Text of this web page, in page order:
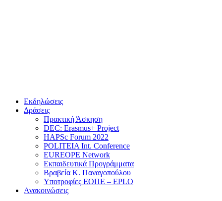
Εκδηλώσεις
Δράσεις
Πρακτική Άσκηση
DEC: Erasmus+ Project
HAPSc Forum 2022
POLITEIA Int. Conference
EUREOPE Network
Εκπαιδευτικά Προγράμματα
Βραβεία Κ. Παναγοπούλου
Υποτροφίες ΕΟΠΕ – EPLO
Ανακοινώσεις